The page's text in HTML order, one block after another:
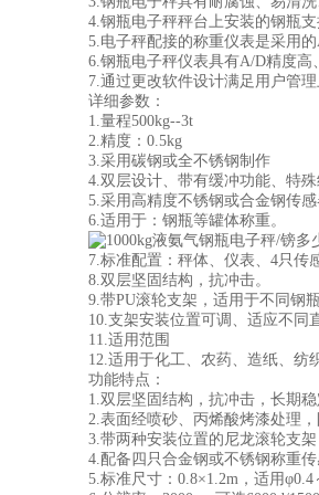
4.钢瓶电子秤秤台上安装的钢瓶
5.电子秤配接的称重仪表是采用
6.钢瓶电子秤仪表具有A/D精度高
7.通过更改软件设计满足用户管
详细参数：
1.量程500kg--3t
2.精度：0.5kg
3.采用碳钢或全不锈钢制作
4.双层设计、带有缓冲功能、特
5.采用高精度不锈钢或合金钢传感
6.适用于：钢瓶等罐体称重。
7.标准配置：秤体、仪表、4只传
8.双层坚固结构，抗冲击。
9.带PU滚轮支架，适用于不同钢瓶
10.支架安装位置可调、适应不同
11.适用范围
12.适用于化工、农药、造纸、纺
功能特点：
1.双层坚固结构，抗冲击，长期稳
2.表面经喷砂、丙烯酸烤漆处理，
3.带两种安装位置的尼龙滚轮支架
4.配备四只合金钢或不锈钢称重传
5.标准尺寸：0.8×1.2m，适用φ0.4